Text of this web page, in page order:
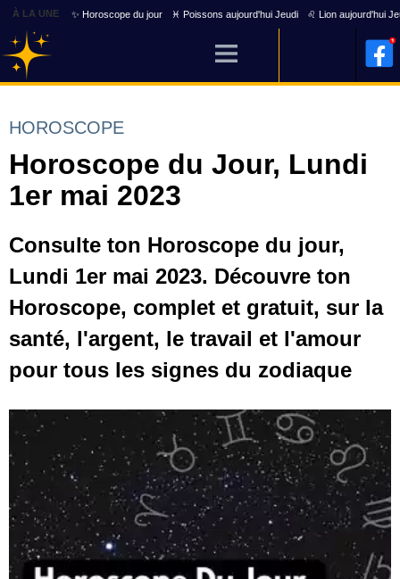
À LA UNE ✨ Horoscope du jour ♓ Poissons aujourd'hui Jeudi ♌ Lion aujourd'hui
HOROSCOPE
Horoscope du Jour, Lundi
1er mai 2023
Consulte ton Horoscope du jour,
Lundi 1er mai 2023. Découvre ton
Horoscope, complet et gratuit, sur la
santé, l'argent, le travail et l'amour
pour tous les signes du zodiaque